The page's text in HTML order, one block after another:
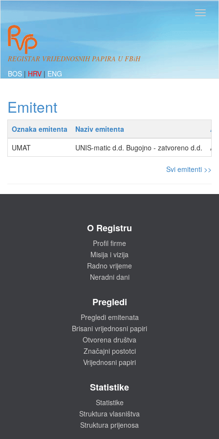
REGISTAR VRIJEDNOSNIH PAPIRA U FBiH
BOS | HRV | ENG
Emitent
Oznaka emitenta Naziv emitenta
UMAT
UNIS-matic d.d. Bugojno - zatvoreno d.d.
Svi emitenti >>
O Registru
Profil firme
Misija i vizija
Radno vrijeme
Neradni dani
Pregledi
Pregledi emitenata
Brisani vrijednosni papiri
Otvorena društva
Značajni postotci
Vrijednosni papiri
Statistike
Statistike
Struktura vlasništva
Struktura prijenosa